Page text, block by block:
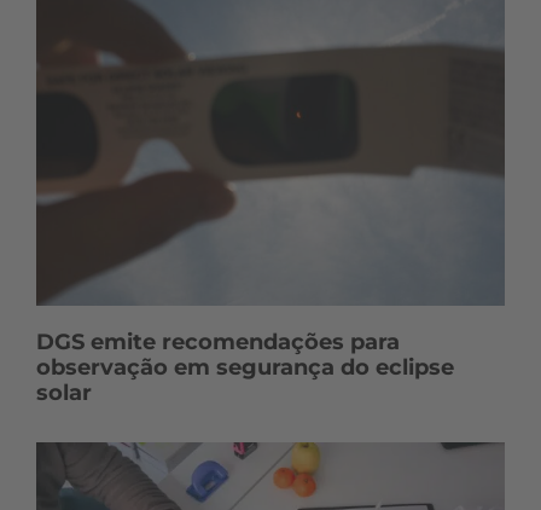
DGS emite recomendações para
observação em segurança do eclipse
solar